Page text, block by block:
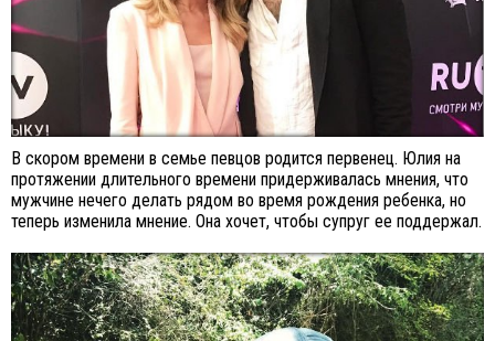
В скором времени в семье певцов родится первенец. Юлия на
протяжении длительного времени придерживалась мнения, что
мужчине нечего делать рядом во время рождения ребенка, но
теперь изменила мнение. Она хочет, чтобы супруг ее поддержал.